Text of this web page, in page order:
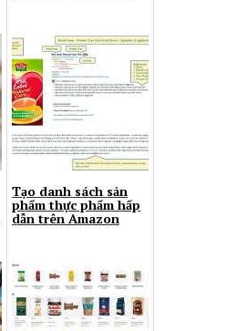
Tạo danh sách sản
phẩm thực phẩm hấp
dẫn trên Amazon